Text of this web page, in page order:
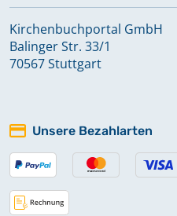
Kirchenbuchportal GmbH
Balinger Str. 33/1
70567 Stuttgart
Unsere Bezahlarten